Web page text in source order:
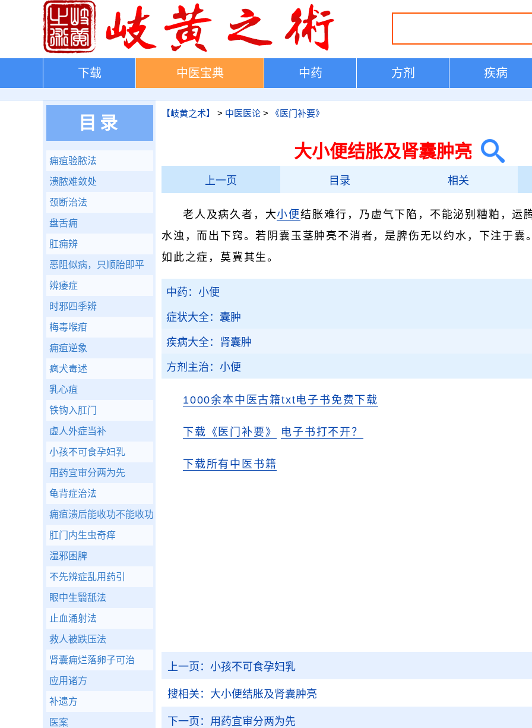
下载 中医宝典 中药 方剂 疾病
【岐黄之术】 > 中医医论 > 《医门补要》
大小便结胀及肾囊肿亮
上一页 目录 相关
老人及病久者，大小便结胀难行，乃虚气下陷，不能泌别糟粕，运
水浊，而出下窍。若阴囊玉茎肿亮不消者，是脾伤无以约水，下注于囊。
如此之症，莫冀其生。
中药：小便
症状大全：囊肿
疾病大全：肾囊肿
方剂主治：小便
1000余本中医古籍txt电子书免费下载
下载《医门补要》 电子书打不开？
下载所有中医书籍
上一页： 小孩不可食孕妇乳
搜相关： 大小便结胀及肾囊肿亮
下一页： 用药宜审分两为先
目录
痈疽验脓法
溃脓难敛处
颈断治法
盘舌痈
肛痈辨
恶阻似病，只顺胎即平
辨痿症
时邪四季辨
梅毒喉疳
痈疽逆象
疯犬毒述
乳心疽
铁钩入肛门
虚人外症当补
小孩不可食孕妇乳
用药宜审分两为先
龟背症治法
痈疽溃后能收功不能收功法
肛门内生虫奇痒
湿邪困脾
不先辨症乱用药引
眼中生翳舐法
止血涌射法
救人被跌压法
肾囊痈烂落卵子可治
应用诸方
补遗方
医案